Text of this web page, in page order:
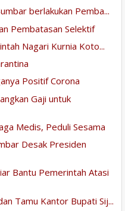
berlakukan Pemba...
Pembatasan Selektif
Nagari Kurnia Koto...
Positif Corona
Gaji untuk
Medis, Peduli Sesama
Desak Presiden
Bantu Pemerintah Atasi
Tamu Kantor Bupati Sij...